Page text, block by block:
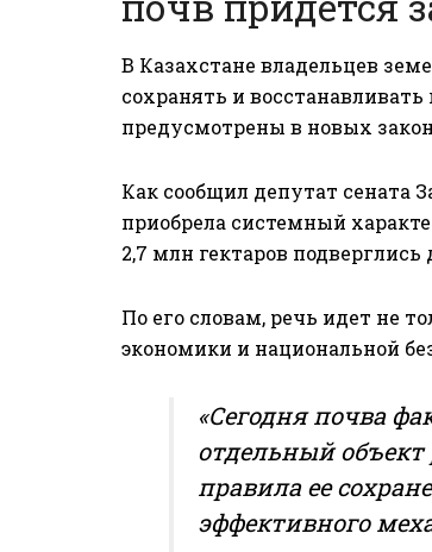
В Казахстане владельцев
сохранять и
предусмотрены в новых
Как сообщил депутат сената
приобрела системный
2,7 млн гектаров подверглись
По его словам, речь идет не
экономики и национальной
«Сегодня почва
отдельный
правила ее
эффективного